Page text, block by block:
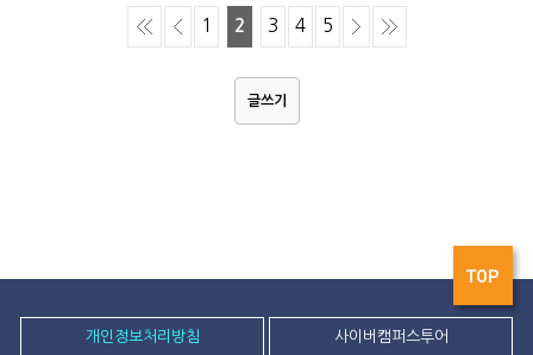
1 2 3 4 5
글쓰기
개인정보처리방침 사이버캠퍼스투어